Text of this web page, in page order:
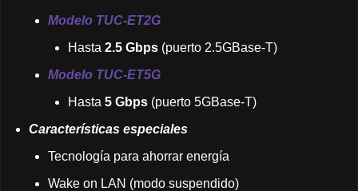
Modelo TUC-ET2G
Hasta 2.5 Gbps(puerto 2.5GBase-T)
Modelo TUC-ET5G
Hasta 5 Gbps(puerto 5GBase-T)
Características especiales
Tecnología para ahorrar energía
Wake on LAN (modo suspendido)